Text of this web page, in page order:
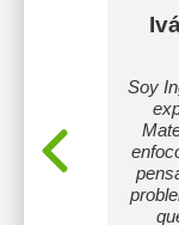
Soy